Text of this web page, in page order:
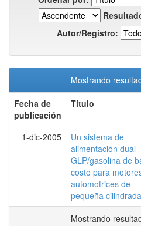
Autor/Registro:
Mostrando
Fecha de
publicación
Título
1-dic-2005
Un sistema de
alimentación dual
GLP/gasolina de
costo para
automotrices de
pequeña cilindrada
Mostrando